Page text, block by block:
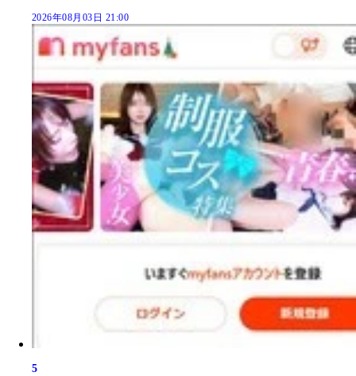
2026年08月03日 21:00
5